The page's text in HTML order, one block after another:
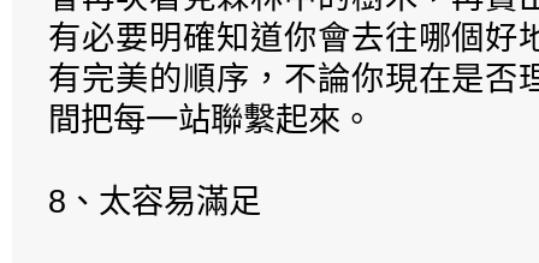
有必要明確知道你會去往哪個好
有完美的順序，不論你現在是否
間把每一站聯繫起來。
8、太容易滿足